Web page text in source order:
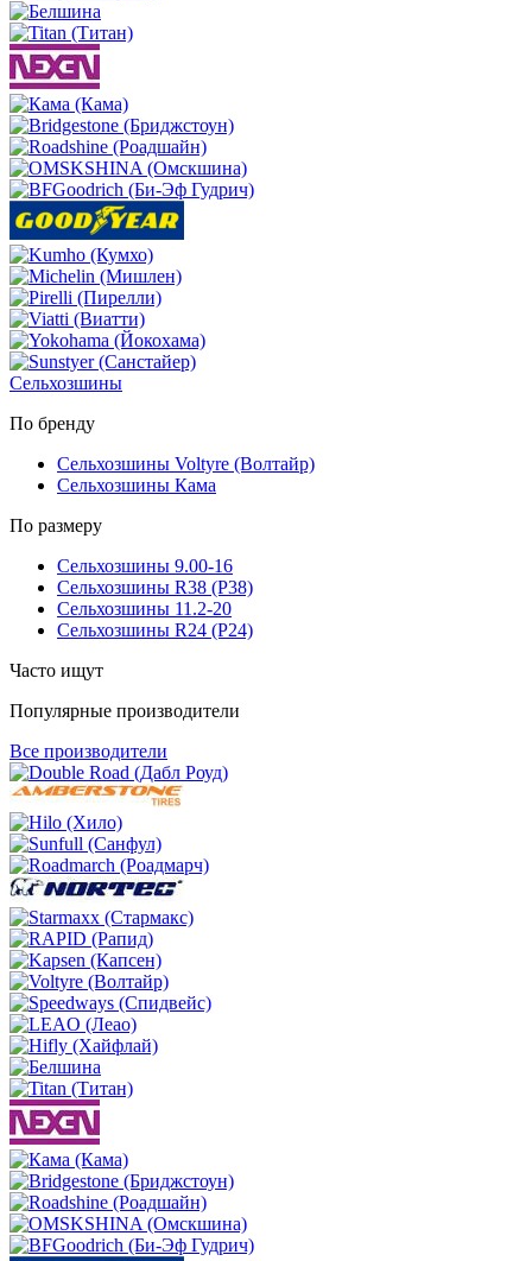
Сельхозшины
По бренду
Сельхозшины Voltyre (Волтайр)
Сельхозшины Кама
По размеру
Сельхозшины 9.00-16
Сельхозшины R38 (Р38)
Сельхозшины 11.2-20
Сельхозшины R24 (Р24)
Часто ищут
Популярные производители
Все производители